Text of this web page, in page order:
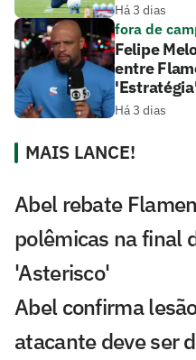
Há 3 dias
fora de
Felipe
entre
Há 3 dias
MAIS LANCE!
Abel rebate
polêmicas na final
'Asterisco'
Abel confirma
atacante deve ser